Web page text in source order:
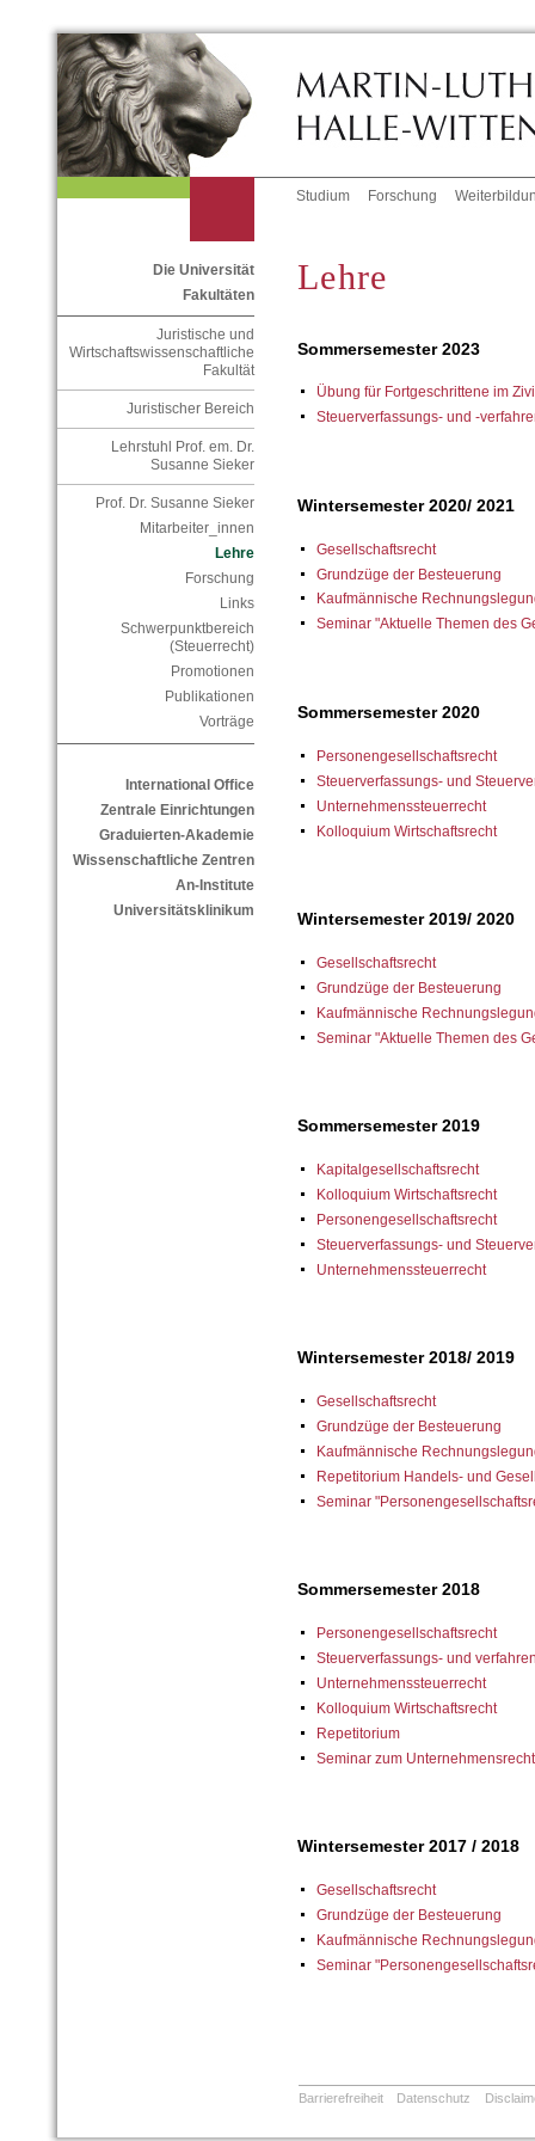
Studium Forschung
Die Universität
Fakultäten
Juristische und
Wirtschaftswissenschaftliche
Fakultät
Juristischer Bereich
Lehrstuhl Prof. em. Dr.
Susanne Sieker
Prof. Dr. Susanne Sieker
Mitarbeiter_innen
Lehre
Forschung
Links
Schwerpunktbereich
(Steuerrecht)
Promotionen
Publikationen
Vorträge
International Office
Zentrale Einrichtungen
Graduierten-Akademie
Wissenschaftliche Zentren
An-Institute
Universitätsklinikum
Lehre
Sommersemester 2023
Übung für Fortgeschrittene im
Steuerverfassungs- und -
Wintersemester 2020/ 2021
Gesellschaftsrecht
Grundzüge der Besteuerung
Kaufmännische
Seminar "Aktuelle Themen des
Sommersemester 2020
Personengesellschaftsrecht
Steuerverfassungs- und
Unternehmenssteuerrecht
Kolloquium Wirtschaftsrecht
Wintersemester 2019/ 2020
Gesellschaftsrecht
Grundzüge der Besteuerung
Kaufmännische
Seminar "Aktuelle Themen des
Sommersemester 2019
Kapitalgesellschaftsrecht
Kolloquium Wirtschaftsrecht
Personengesellschaftsrecht
Steuerverfassungs- und
Unternehmenssteuerrecht
Wintersemester 2018/ 2019
Gesellschaftsrecht
Grundzüge der Besteuerung
Kaufmännische
Repetitorium Handels- und
Seminar
Sommersemester 2018
Personengesellschaftsrecht
Steuerverfassungs- und
Unternehmenssteuerrecht
Kolloquium Wirtschaftsrecht
Repetitorium
Seminar zum Unternehmensrecht
Wintersemester 2017 / 2018
Gesellschaftsrecht
Grundzüge der Besteuerung
Kaufmännische
Seminar
Barrierefreiheit Datenschutz